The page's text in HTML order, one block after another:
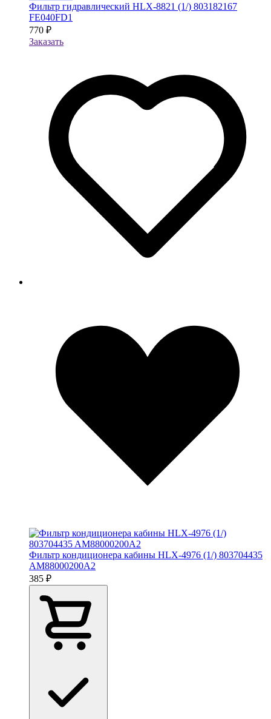
Фильтр гидравлический HLX-8821 (1/) 803182167
FE040FD1
770 ₽
Заказать
Фильтр кондиционера кабины HLX-4976 (1/) 803704435
AM88000200A2
385 ₽